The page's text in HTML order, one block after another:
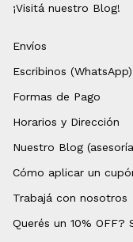
¡Visitá nuestro Blog!
Envíos
Escribinos (WhatsApp)
Formas de Pago
Horarios y Dirección
Nuestro Blog
Cómo aplicar un
Trabajá con nosotros
Querés un 10%